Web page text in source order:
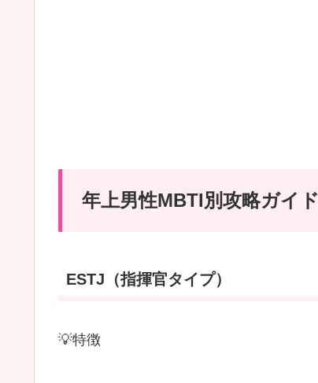
グ
脈
り
年上男性MBTI別攻略ガイド
ESTJ（指揮官タイプ）
💡特徴